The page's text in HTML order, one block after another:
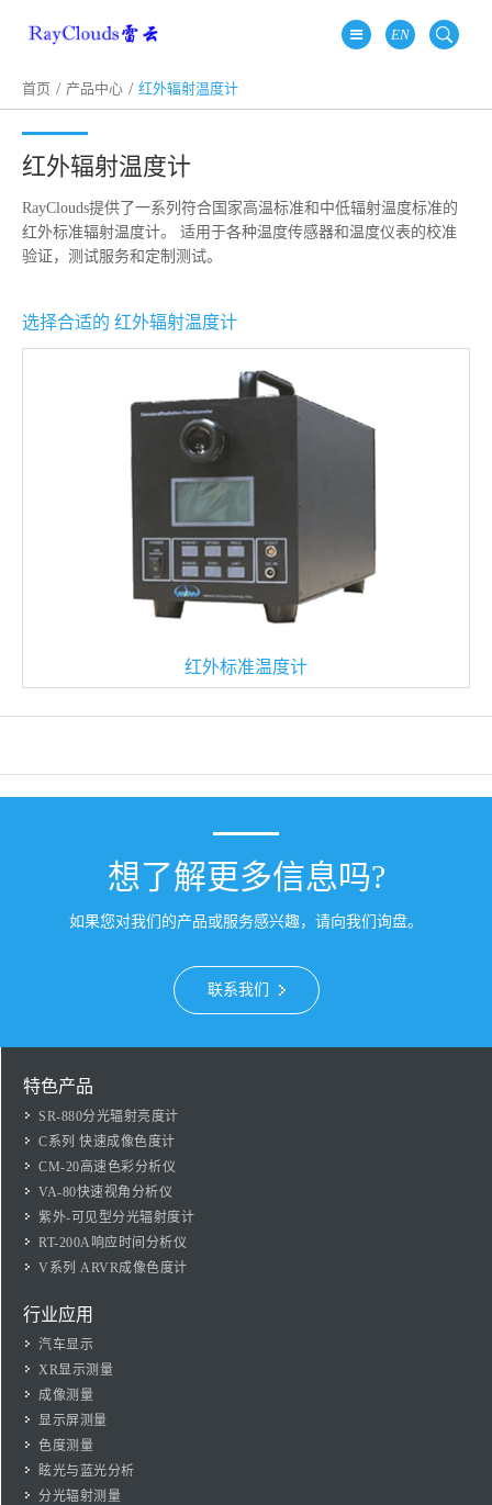
EN
首页 产品中心 红外辐射温度计
红外辐射温度计
RayClouds提供了一系列符合国家高温标准和中低辐射温度标准的
红外标准辐射温度计。 适用于各种温度传感器和温度仪表的校准
验证，测试服务和定制测试。
选择合适的 红外辐射温度计
红外标准温度计
想了解更多信息吗?
如果您对我们的产品或服务感兴趣，请向我们询盘。
联系我们
特色产品
SR-880分光辐射亮度计
C系列 快速成像色度计
CM-20高速色彩分析仪
VA-80快速视角分析仪
紫外-可见型分光辐射度计
RT-200A响应时间分析仪
V系列 ARVR成像色度计
行业应用
汽车显示
XR显示测量
成像测量
显示屏测量
色度测量
眩光与蓝光分析
分光辐射测量